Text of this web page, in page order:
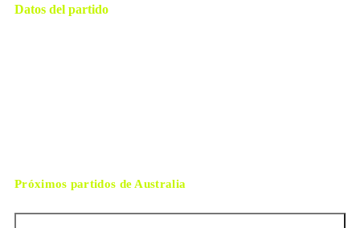
Datos del partido
Próximos partidos de Australia